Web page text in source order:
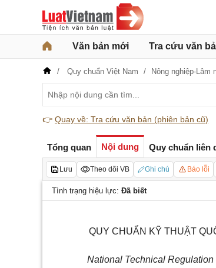
Văn bản mới Tra cứu văn
Quy chuẩn Việt Nam Nông nghiệp-Lâm
👉 Quay về: Tra cứu văn bản (phiên bản cũ)
Tổng quan Nội dung Quy chuẩn liên
Lưu Theo dõi VB Ghi chú Báo lỗi
Tình trạng hiệu lực: Đã biết
QUY CHUẨN KỸ THUẬT
National Technical